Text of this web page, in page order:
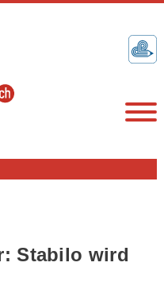
Stabilo wird